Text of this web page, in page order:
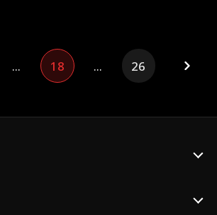
Maya. După 15 ani, Margareta conduce
Grupul Marinescu. Ea, cei 3 fii ai ei și
Veronica nu au încetat niciodată să o
Grupul Marinescu, care o aduce direct
... 18 ... 26